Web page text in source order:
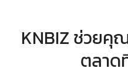
KNBIZ ช่วยคุ
ตลาด